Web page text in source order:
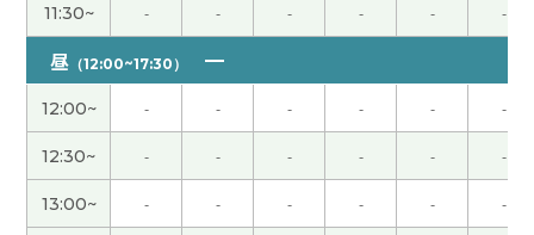
外面非常热，但是我的办公室有点儿冷，因为空调
开得很大。
愉快的交谈。 谢谢！ ( 40代 男性 )
我做的菜很简单，用不了三十分钟。哈哈( 女性 )
11:30~ - - - - - -
昼 （12:00~17:30）
12:00~ - - - - - -
12:30~ - - - - - -
13:00~ - - - - - -